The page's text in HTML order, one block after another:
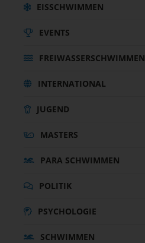
EISSCHWIMMEN
EVENTS
FREIWASSERSCHWIMMEN
INTERNATIONAL
JUGEND
MASTERS
PARA SCHWIMMEN
POLITIK
PSYCHOLOGIE
SCHWIMMEN